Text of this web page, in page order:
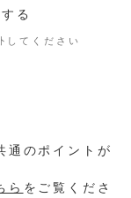
る
してください
通のポイントが
ら をご覧くださ